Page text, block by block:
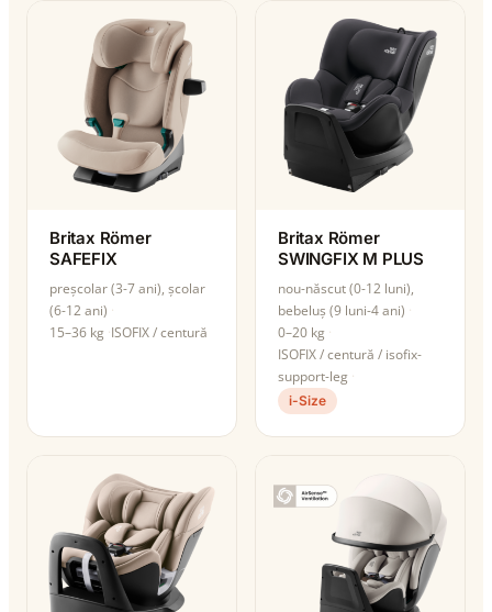
Britax Römer
SAFEFIX
preșcolar (3-7 ani), școlar
(6-12 ani)
15–36 kg ISOFIX / centură
Britax Römer
SWINGFIX M PLUS
nou-născut (0-12 luni),
bebeluș (9 luni-4 ani)
0–20 kg
ISOFIX / centură / isofix-
support-leg
i-Size